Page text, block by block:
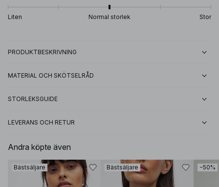
Liten Normal storlek Stor
PRODUKTBESKRIVNING
MATERIAL OCH SKÖTSELRÅD
STORLEKSGUIDE
LEVERANS OCH RETUR
Andra köpte även
Bästsäljare Bästsäljare −50%